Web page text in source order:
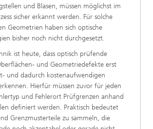
und Blasen, müssen möglichst im
sicher erkannt werden. Für solche
Geometrien haben sich optische
bisher noch nicht durchgesetzt.
ist heute, dass optisch prüfende
und Geometriedefekte erst
und dadurch kostenaufwendigen
Hierfür müssen zuvor für jeden
und Fehlerort Prüfgrenzen anhand
deﬁniert werden. Praktisch bedeutet
Grenzmusterteile zu sammeln, die